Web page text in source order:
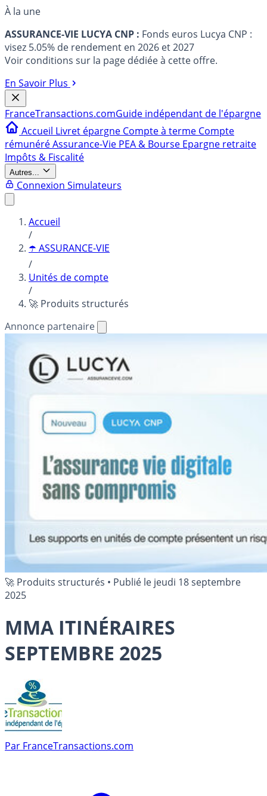
À la une
ASSURANCE-VIE LUCYA CNP : Fonds euros Lucya CNP :
visez 5.05% de rendement en 2026 et 2027
Voir conditions sur la page dédiée à cette offre.
En Savoir Plus
FranceTransactions.comGuide indépendant de l'épargne
Accueil Livret épargne Compte à terme Compte
rémunéréAssurance-Vie PEA & Bourse Epargne retraite
Impôts & Fiscalité
Autres...
Connexion Simulateurs
Accueil
/
☂️ ASSURANCE-VIE
/
Unités de compte
/
🚀 Produits structurés
Annonce partenaire
🚀 Produits structurés • Publié le jeudi 18 septembre
2025
MMA ITINÉRAIRES
SEPTEMBRE 2025
Par FranceTransactions.com